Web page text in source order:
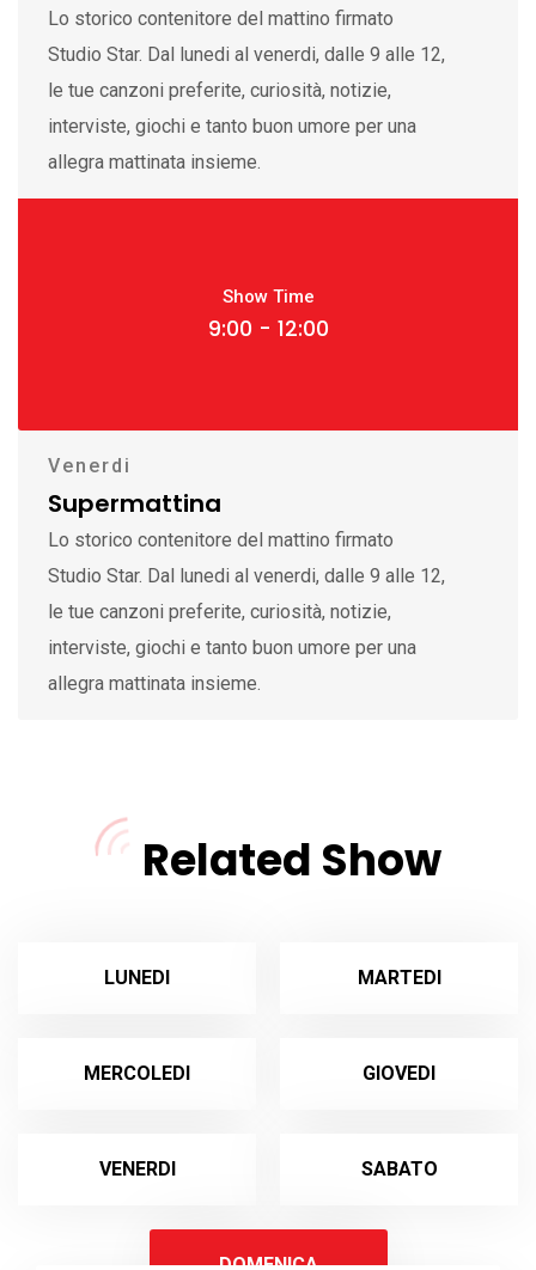
Lo storico contenitore del mattino firmato
Studio Star. Dal lunedi al venerdi, dalle 9 alle 12,
le tue canzoni preferite, curiosità, notizie,
interviste, giochi e tanto buon umore per una
allegra mattinata insieme.
Show Time
9:00 - 12:00
Venerdi
Supermattina
Lo storico contenitore del mattino firmato
Studio Star. Dal lunedi al venerdi, dalle 9 alle 12,
le tue canzoni preferite, curiosità, notizie,
interviste, giochi e tanto buon umore per una
allegra mattinata insieme.
Related Show
LUNEDI MARTEDI
MERCOLEDI GIOVEDI
VENERDI SABATO
DOMENICA